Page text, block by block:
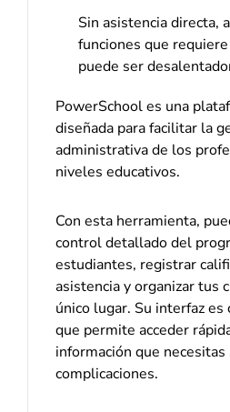
Sin asistencia directa,
funciones que
puede ser
PowerSchool es una
diseñada para facilitar la
administrativa de los
niveles educativos.
Con esta herramienta,
control detallado del
estudiantes, registrar
asistencia y organizar tus
único lugar. Su interfaz
que permite acceder
información que necesitas
complicaciones.